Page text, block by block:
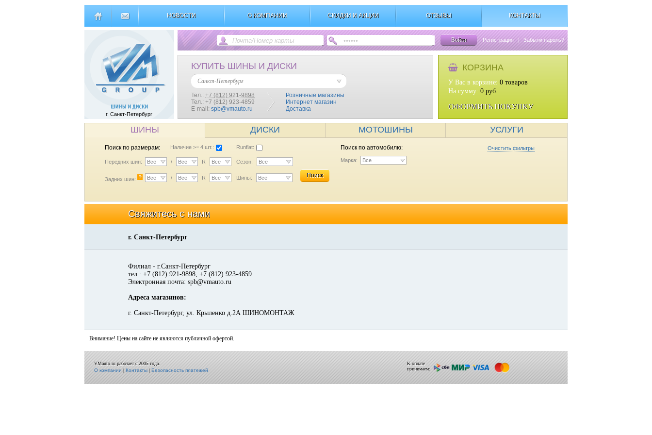
НОВОСТИ О КОМПАНИИ СКИДКИ И АКЦИИ ОТЗЫВЫ КОНТАКТЫ
г. Санкт-Петербург
Войти Регистрация | Забыли пароль?
КУПИТЬ ШИНЫ И ДИСКИ
Санкт-Петербург
Тел.: +7 (812) 921-9898
Тел.: +7 (812) 923-4859
E-mail: spb@vmauto.ru
Розничные магазины
Интернет магазин
Доставка
КОРЗИНА
У Вас в корзине: 0 товаров
На сумму: 0 руб.
ОФОРМИТЬ ПОКУПКУ
ШИНЫ ДИСКИ МОТОШИНЫ УСЛУГИ
Поиск по размерам: Наличие >= 4 шт.: Runflat:
Передних шин: Все / Все R Все Сезон: Все
Задних шин: ? Все / Все R Все Шипы: Все Поиск
Поиск по автомобилю: Очистить фильтры
Марка: Все
Свяжитесь с нами
г. Санкт-Петербург
Филиал - г.Санкт-Петербург
тел.: +7 (812) 921-9898, +7 (812) 923-4859
Электронная почта: spb@vmauto.ru
Адреса магазинов:
г. Санкт-Петербург, ул. Крыленко д.2А ШИНОМОНТАЖ
Внимание! Цены на сайте не являются публичной офертой.
VMauto.ru работает с 2005 года.
О компании|Контакты|Безопасность платежей
К оплате
принимаем: